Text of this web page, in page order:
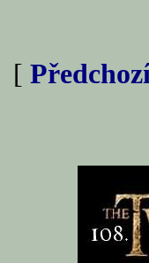
[